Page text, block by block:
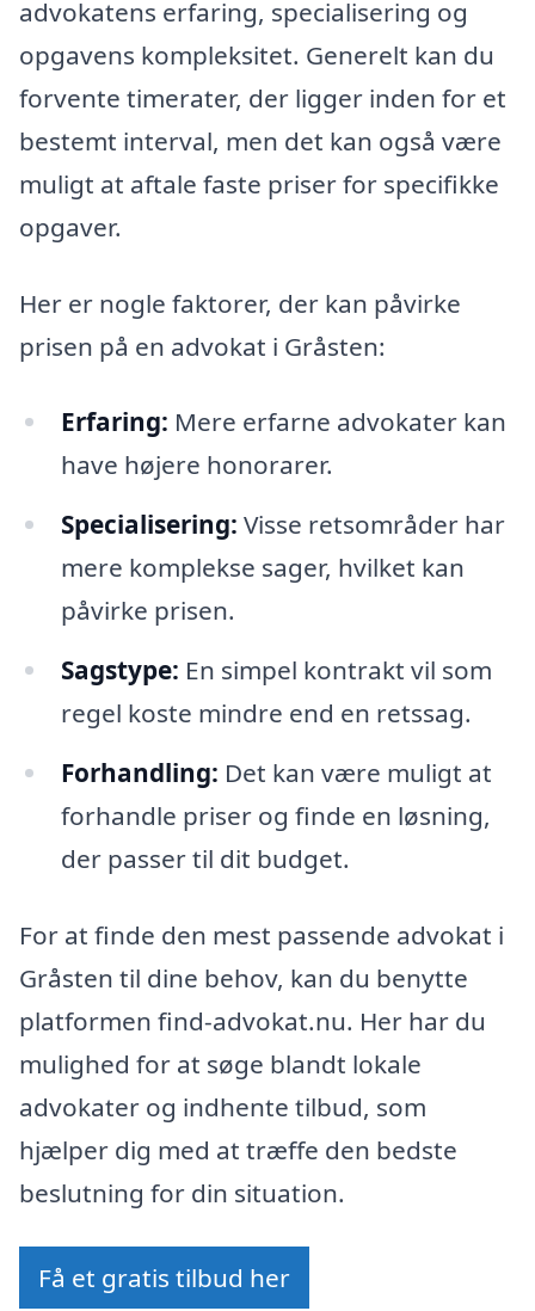
advokatens erfaring, specialisering og
opgavens kompleksitet. Generelt kan du
forvente timerater, der ligger inden for et
bestemt interval, men det kan også være
muligt at aftale faste priser for specifikke
opgaver.
Her er nogle faktorer, der kan påvirke
prisen på en advokat i Gråsten:
Erfaring: Mere erfarne advokater kan
have højere honorarer.
Specialisering: Visse retsområder har
mere komplekse sager, hvilket kan
påvirke prisen.
Sagstype: En simpel kontrakt vil som
regel koste mindre end en retssag.
Forhandling: Det kan være muligt at
forhandle priser og finde en løsning,
der passer til dit budget.
For at finde den mest passende advokat i
Gråsten til dine behov, kan du benytte
platformen find-advokat.nu. Her har du
mulighed for at søge blandt lokale
advokater og indhente tilbud, som
hjælper dig med at træffe den bedste
beslutning for din situation.
Få et gratis tilbud her